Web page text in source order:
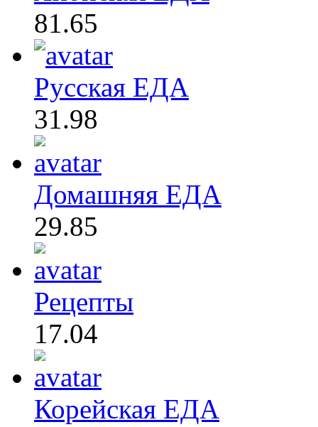
81.65
Русская ЕДА
31.98
Домашняя ЕДА
29.85
Рецепты
17.04
Корейская ЕДА